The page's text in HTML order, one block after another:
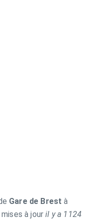
Gare de Brest à
à jouril y a 1124